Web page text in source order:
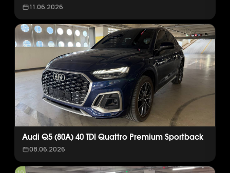
11.06.2026
Audi Q5 (80A) 40 TDI Quattro Premium Sportback
08.06.2026